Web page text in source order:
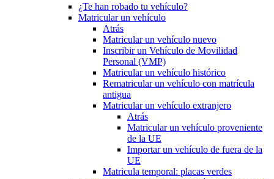
¿Te han robado tu vehículo?
Matricular un vehículo
Atrás
Matricular un vehículo nuevo
Inscribir un Vehículo de Movilidad
Personal (VMP)
Matricular un vehículo histórico
Rematricular un vehículo con matrícula
antigua
Matricular un vehículo extranjero
Atrás
Matricular un vehículo proveniente
de la UE
Importar un vehículo de fuera de la
UE
Matricula temporal: placas verdes